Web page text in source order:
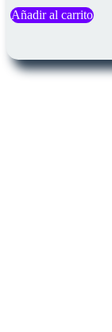
Añadir al carrito